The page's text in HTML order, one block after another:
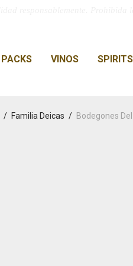
PACKS VINOS SPIRITS
/ Familia Deicas / Bodegones